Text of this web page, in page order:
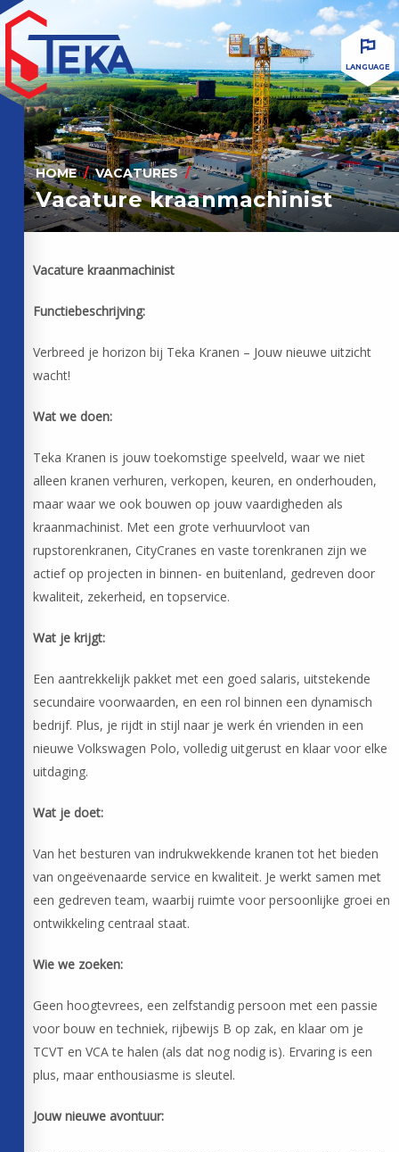
LANGUAGE
HOME VACATURES
Vacature kraanmachinist
Vacature kraanmachinist
Functiebeschrijving:
Verbreed je horizon bij Teka Kranen – Jouw nieuwe uitzicht
wacht!
Wat we doen:
Teka Kranen is jouw toekomstige speelveld, waar we niet
alleen kranen verhuren, verkopen, keuren, en onderhouden,
maar waar we ook bouwen op jouw vaardigheden als
kraanmachinist. Met een grote verhuurvloot van
rupstorenkranen, CityCranes en vaste torenkranen zijn we
actief op projecten in binnen- en buitenland, gedreven door
kwaliteit, zekerheid, en topservice.
Wat je krijgt:
Een aantrekkelijk pakket met een goed salaris, uitstekende
secundaire voorwaarden, en een rol binnen een dynamisch
bedrijf. Plus, je rijdt in stijl naar je werk én vrienden in een
nieuwe Volkswagen Polo, volledig uitgerust en klaar voor elke
uitdaging.
Wat je doet:
Van het besturen van indrukwekkende kranen tot het bieden
van ongeëvenaarde service en kwaliteit. Je werkt samen met
een gedreven team, waarbij ruimte voor persoonlijke groei en
ontwikkeling centraal staat.
Wie we zoeken:
Geen hoogtevrees, een zelfstandig persoon met een passie
voor bouw en techniek, rijbewijs B op zak, en klaar om je
TCVT en VCA te halen (als dat nog nodig is). Ervaring is een
plus, maar enthousiasme is sleutel.
Jouw nieuwe avontuur: